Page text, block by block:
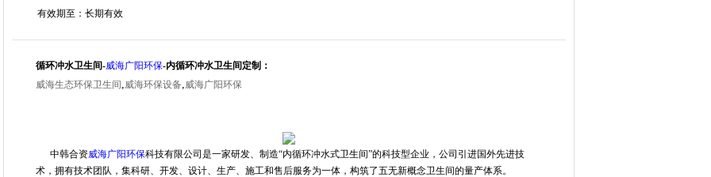
有效期至：长期有效
循环冲水卫生间-威海广阳环保-内循环冲水卫生间定制：
威海生态环保卫生间 ,威海环保设备,威海广阳环保
中韩合资威海广阳环保科技有限公司是一家研发、制造“内循环冲水式卫生间”的科技型企业，公司引进国外先进技
术，拥有技术团队，集科研、开发、设计、生产、施工和售后服务为一体，构筑了五无新概念卫生间的量产体系。